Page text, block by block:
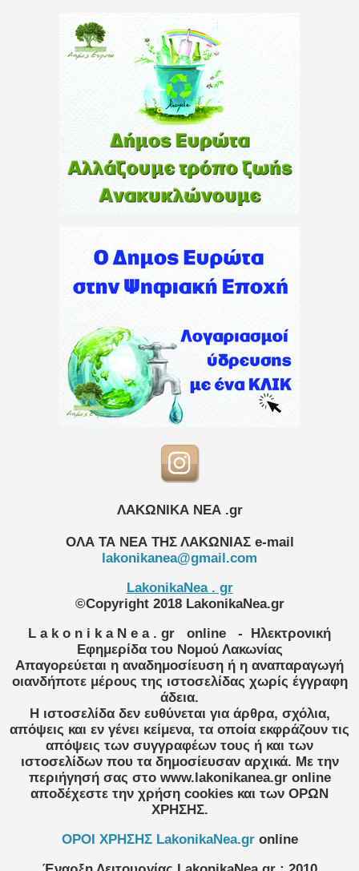
ΛΑΚΩΝΙΚΑ ΝΕΑ .gr
ΟΛΑ ΤΑ ΝΕΑ ΤΗΣ ΛΑΚΩΝΙΑΣ e-mail
lakonikanea@gmail.com
LakonikaNea . gr
©Copyright 2018 LakonikaNea.gr
L a k o n i k a N e a . gr
online
- Ηλεκτρονική
Εφημερίδα του Νομού Λακωνίας
Απαγορεύεται η αναδημοσίευση ή η αναπαραγωγή
οιανδήποτε μέρους της ιστοσελίδας χωρίς έγγραφη
άδεια.
Η ιστοσελίδα δεν ευθύνεται για άρθρα, σχόλια,
απόψεις και εν γένει κείμενα, τα οποία εκφράζουν τις
απόψεις των συγγραφέων τους ή και των
ιστοσελίδων που τα δημοσίευσαν αρχικά. Με την
περιήγησή σας στο www.lakonikanea.gr online
αποδέχεστε την χρήση cookies και των ΟΡΩΝ
ΧΡΗΣΗΣ.
OPOI XΡΗΣΗΣ LakonikaNea.gr online